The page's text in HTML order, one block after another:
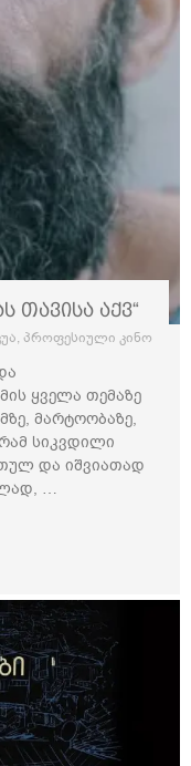
აქვ“
, პროფესიული კინო
ყველა თემაზე
მარტოობაზე,
სიკვდილი
და იშვიათად
…